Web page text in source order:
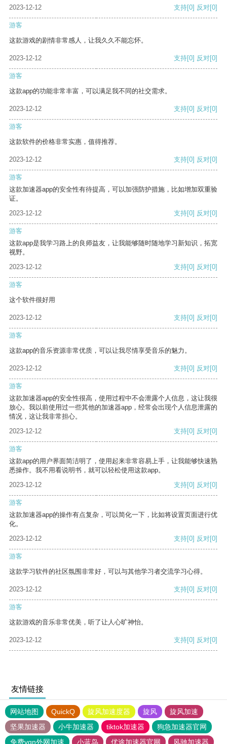
2023-12-12 支持[0] 反对[0]
游客
这款游戏的剧情非常感人，让我久久不能忘怀。
2023-12-12 支持[0] 反对[0]
游客
这款app的功能非常丰富，可以满足我不同的社交需求。
2023-12-12 支持[0] 反对[0]
游客
这款软件的价格非常实惠，值得推荐。
2023-12-12 支持[0] 反对[0]
游客
这款加速器app的安全性有待提高，可以加强防护措施，比如增加双重验
证。
2023-12-12
支持[0] 反对[0]
游客
这款app是我学习路上的良师益友，让我能够随时随地学习新知识，拓宽
视野。
2023-12-12
支持[0] 反对[0]
游客
这个软件很好用
2023-12-12 支持[0] 反对[0]
游客
这款app的音乐资源非常优质，可以让我尽情享受音乐的魅力。
2023-12-12 支持[0] 反对[0]
游客
这款加速器app的安全性很高，使用过程中不会泄露个人信息，这让我很
放心。我以前使用过一些其他的加速器app，经常会出现个人信息泄露的
情况，这让我非常担心。
2023-12-12
支持[0] 反对[0]
游客
这款app的用户界面简洁明了，使用起来非常容易上手，让我能够快速熟
悉操作。我不用看说明书，就可以轻松使用这款app。
2023-12-12
支持[0] 反对[0]
游客
这款加速器app的操作有点复杂，可以简化一下，比如将设置页面进行优
化。
2023-12-12
支持[0] 反对[0]
游客
这款学习软件的社区氛围非常好，可以与其他学习者交流学习心得。
2023-12-12 支持[0] 反对[0]
游客
这款游戏的音乐非常优美，听了让人心旷神怡。
2023-12-12 支持[0] 反对[0]
友情链接
网站地图 QuickQ 旋风加速度器 旋风
旋风加速
坚果加速器
小牛加速器 tiktok加速器
狗急加速器官网
免费vqn外网加速
小蓝鸟 优途加速器官网 风驰加速器